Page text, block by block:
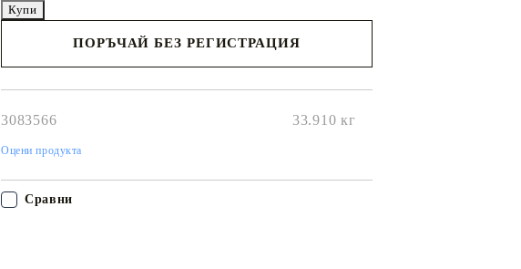
ПОРЪЧАЙ БЕЗ РЕГИСТРАЦИЯ
3083566 33.910 кг
Оцени продукта
Сравни